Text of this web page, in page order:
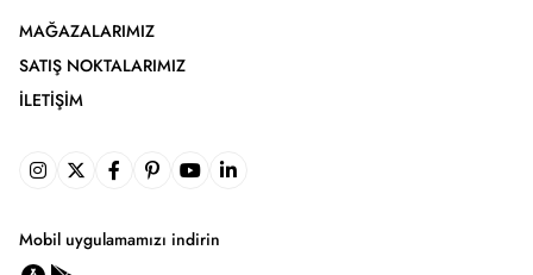
MAĞAZALARIMIZ
SATIŞ NOKTALARIMIZ
İLETIŞIM
Mobil uygulamamızı indirin